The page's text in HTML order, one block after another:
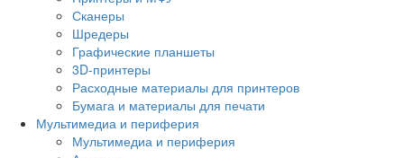
Сканеры
Шредеры
Графические планшеты
3D-принтеры
Расходные материалы для принтеров
Бумага и материалы для печати
Мультимедиа и периферия
Мультимедиа и периферия